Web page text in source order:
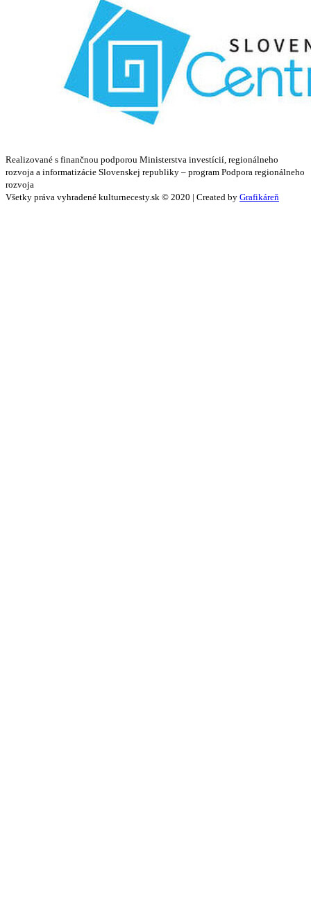
Realizované s finančnou podporou Ministerstva investícií, regionálneho
rozvoja a informatizácie Slovenskej republiky – program Podpora regionálneho
rozvoja
Všetky práva vyhradené kulturnecesty.sk © 2020 | Created by Grafikáreň